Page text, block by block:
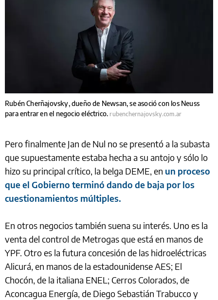
Rubén Cherñajovsky, dueño de Newsan, se asoció con los Neuss
para entrar en el negocio eléctrico. rubenchernajovsky.com.ar
Pero finalmente Jan de Nul no se presentó a la subasta
que supuestamente estaba hecha a su antojo y sólo lo
hizo su principal crítico, la belga DEME, en un proceso
que el Gobierno terminó dando de baja por los
cuestionamientos múltiples.
En otros negocios también suena su interés. Uno es la
venta del control de Metrogas que está en manos de
YPF. Otro es la futura concesión de las hidroeléctricas
Alicurá, en manos de la estadounidense AES; El
Chocón, de la italiana ENEL; Cerros Colorados, de
Aconcagua Energía, de Diego Sebastián Trabucco y